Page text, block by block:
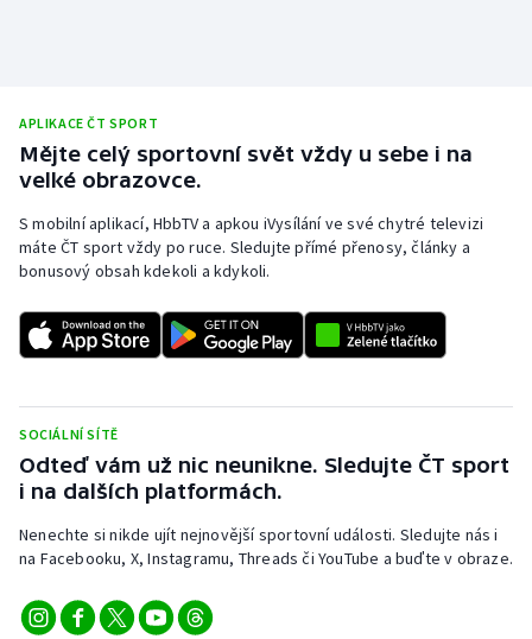
Plavání
Ragby
Rychlobruslení
Short track
Sportovní střelba
Stolní tenis
Triatlon
APLIKACE ČT SPORT
Mějte celý sportovní svět vždy u sebe i na
velké obrazovce.
S mobilní aplikací, HbbTV a apkou iVysílání ve své chytré televizi
máte ČT sport vždy po ruce. Sledujte přímé přenosy, články a
bonusový obsah kdekoli a kdykoli.
SOCIÁLNÍ SÍTĚ
Odteď vám už nic neunikne. Sledujte ČT sport
i na dalších platformách.
Nenechte si nikde ujít nejnovější sportovní události. Sledujte nás i
na Facebooku, X, Instagramu, Threads či YouTube a buďte v obraze.